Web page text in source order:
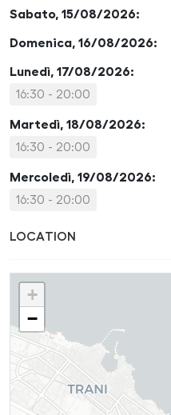
Sabato, 15/08/2026:
Domenica, 16/08/2026:
Lunedì, 17/08/2026:
16:30 - 20:00
Martedì, 18/08/2026:
16:30 - 20:00
Mercoledì, 19/08/2026:
16:30 - 20:00
LOCATION
+
−